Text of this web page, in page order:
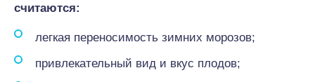
считаются:
легкая переносимость зимних морозов;
привлекательный вид и вкус плодов;